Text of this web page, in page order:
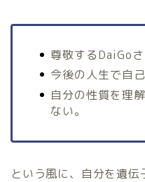
尊敬するDaiGo
今後の人生で自
自分の性質を理
ない。
という風に、自分を遺